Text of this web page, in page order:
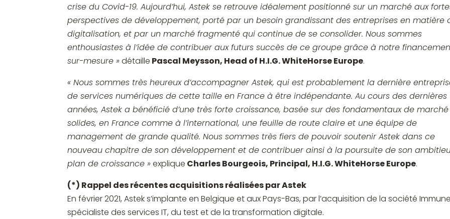
crise du Covid-19. Aujourd’hui, Astek se retrouve idéalement positionné sur un marché aux
perspectives de développement, porté par un besoin grandissant des entreprises en matière
digitalisation, et par un marché fragmenté qui continue de se consolider. Nous sommes
enthousiastes à l’idée de contribuer aux futurs succès de ce groupe grâce à notre
sur-mesure » détaille Pascal Meysson, Head of H.I.G. WhiteHorse Europe.
« Nous sommes très heureux d’accompagner Astek, qui est probablement la dernière
de services numériques de cette taille en France à être indépendante. Au cours des dernières
années, Astek a bénéficié d’une très forte croissance, basée sur des fondamentaux de marché
solides, en France comme à l’international, une feuille de route claire et une équipe de
management de grande qualité. Nous sommes très fiers de pouvoir soutenir Astek dans ce
nouveau chapitre de son développement et de contribuer ainsi à la poursuite de son
plan de croissance » explique Charles Bourgeois, Principal, H.I.G. WhiteHorse Europe.
(*) Rappel des récentes acquisitions réalisées par Astek
En février 2021, Astek s’implante en Belgique et aux Pays-Bas, par l’acquisition de la société
spécialiste des services IT, du test et de la transformation digitale.